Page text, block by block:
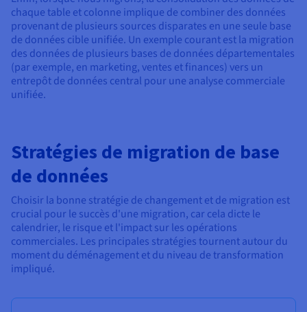
chaque table et colonne implique de combiner des données
provenant de plusieurs sources disparates en une seule base
de données cible unifiée. Un exemple courant est la migration
des données de plusieurs bases de données départementales
(par exemple, en marketing, ventes et finances) vers un
entrepôt de données central pour une analyse commerciale
unifiée.
Stratégies de migration de base
de données
Choisir la bonne stratégie de changement et de migration est
crucial pour le succès d'une migration, car cela dicte le
calendrier, le risque et l'impact sur les opérations
commerciales. Les principales stratégies tournent autour du
moment du déménagement et du niveau de transformation
impliqué.